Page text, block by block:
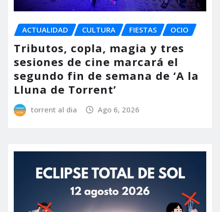
ACTUALIDAD CULTURA FIESTAS OCIO
Tributos, copla, magia y tres
sesiones de cine marcará el
segundo fin de semana de ‘A la
Lluna de Torrent’
torrent al dia Ago 6, 2026